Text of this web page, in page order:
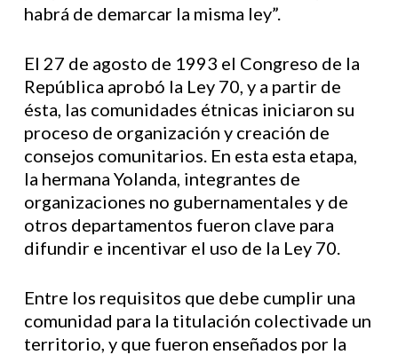
habrá de demarcar la misma ley”.
El 27 de agosto de 1993 el Congreso de la
República aprobó la Ley 70, y a partir de
ésta, las comunidades étnicas iniciaron su
proceso de organización y creación de
consejos comunitarios. En esta esta etapa,
la hermana Yolanda, integrantes de
organizaciones no gubernamentales y de
otros departamentos fueron clave para
difundir e incentivar el uso de la Ley 70.
Entre los requisitos que debe cumplir una
comunidad para la titulación colectivade un
territorio, y que fueron enseñados por la